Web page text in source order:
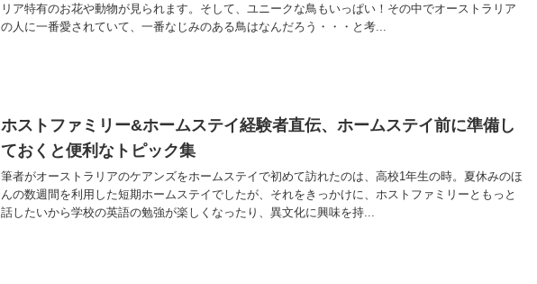
リア特有のお花や動物が見られます。そして、ユニークな鳥もいっぱい！その中でオーストラリア
の人に一番愛されていて、一番なじみのある鳥はなんだろう・・・と考...
ホストファミリー&ホームステイ経験者直伝、ホームステイ前に準備し
ておくと便利なトピック集
筆者がオーストラリアのケアンズをホームステイで初めて訪れたのは、高校1年生の時。夏休みのほ
んの数週間を利用した短期ホームステイでしたが、それをきっかけに、ホストファミリーともっと
話したいから学校の英語の勉強が楽しくなったり、異文化に興味を持...